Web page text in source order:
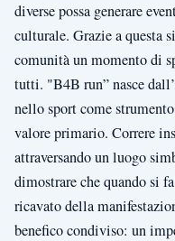
diverse possa generare
culturale. Grazie a questa
comunità un momento di
tutti. "B4B run” nasce
nello sport come
valore primario. Correre
attraversando un luogo
dimostrare che quando si
ricavato della
benefico condiviso: un